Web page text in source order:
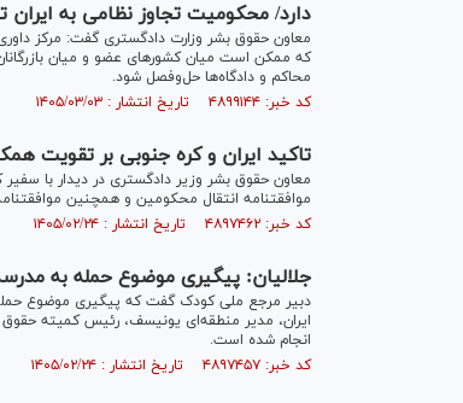
دارد/ محکومیت تجاوز نظامی به
معاون حقوق بشر وزارت دادگستری گفت: مرکز
که ممکن است میان کشورهای عضو و میان بازرگانان
محاکم و دادگاه‌ها حل‌وفصل شود.
کد خبر: ۴۸۹۹۱۴۴ تاریخ انتشار : ۱۴۰۵/۰۳/۰۳
تاکید ایران و کره جنوبی بر تقویت
معاون حقوق بشر وزیر دادگستری در دیدار با سفیر
موافقتنامه انتقال محکومین و همچنین
کد خبر: ۴۸۹۷۴۶۲ تاریخ انتشار : ۱۴۰۵/۰۲/۲۴
جلالیان: پیگیری موضوع حمله به
دبیر مرجع ملی کودک گفت که پیگیری موضوع حمله
ایران، مدیر منطقه‌ای یونیسف، رئیس کمیته
انجام شده است.
کد خبر: ۴۸۹۷۴۵۷ تاریخ انتشار : ۱۴۰۵/۰۲/۲۴